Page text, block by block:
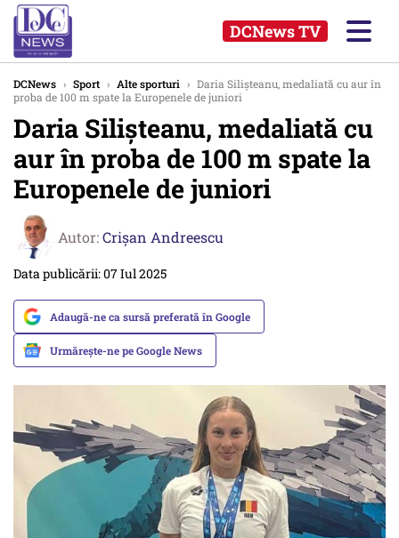
DCNews TV
DCNews › Sport › Alte sporturi › Daria Silișteanu, medaliată cu aur în
proba de 100 m spate la Europenele de juniori
Daria Silișteanu, medaliată cu
aur în proba de 100 m spate la
Europenele de juniori
Autor:Crişan Andreescu
Data publicării: 07 Iul 2025
Adaugă-ne ca sursă preferată în Google
Urmărește-ne pe Google News